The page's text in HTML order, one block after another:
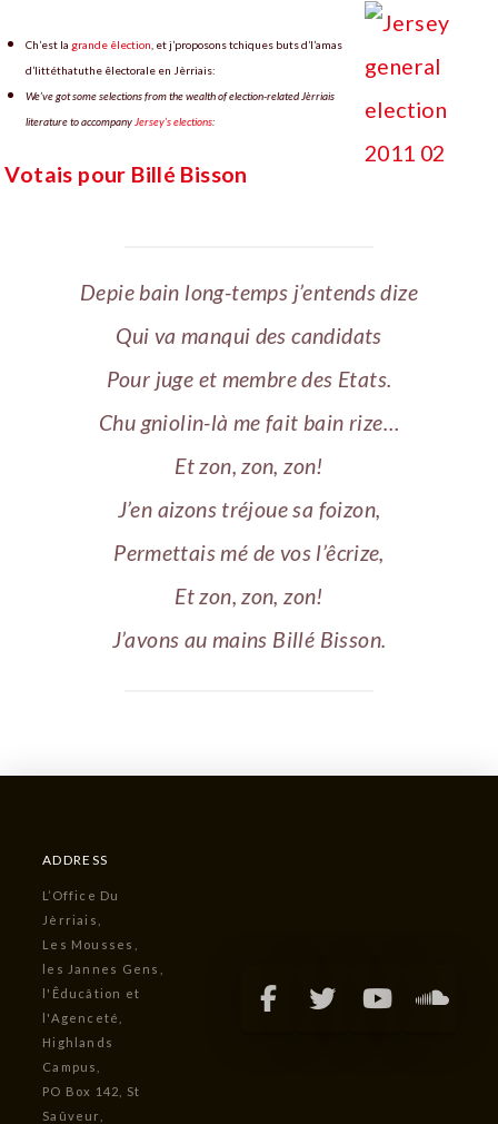
Ch’est la grande êlection , et j’proposons tchiques buts d’l’amas
d’littéthatuthe êlectorale en Jèrriais:
We’ve got some selections from the wealth of election-related Jèrriais
literature to accompany Jersey’s elections:
Votais pour Billé Bisson
Depie bain long-temps j’entends dize
Qui va manqui des candidats
Pour juge et membre des Etats.
Chu gniolin-là me fait bain rize…
Et zon, zon, zon!
J’en aizons tréjoue sa foizon,
Permettais mé de vos l’êcrize,
Et zon, zon, zon!
J’avons au mains Billé Bisson.
ADDRESS
L’Office Du
Jèrriais,
Les Mousses,
les Jannes Gens,
l'Êducâtion et
l'Agenceté,
Highlands
Campus,
PO Box 142, St
Saûveur,